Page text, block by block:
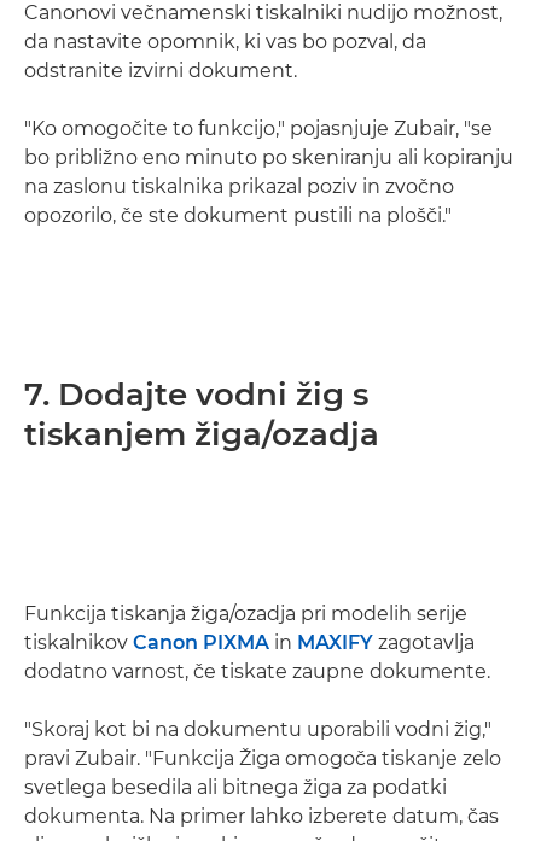
Canonovi večnamenski tiskalniki nudijo možnost,
da nastavite opomnik, ki vas bo pozval, da
odstranite izvirni dokument.
"Ko omogočite to funkcijo," pojasnjuje Zubair, "se
bo približno eno minuto po skeniranju ali kopiranju
na zaslonu tiskalnika prikazal poziv in zvočno
opozorilo, če ste dokument pustili na plošči."
7. Dodajte vodni žig s
tiskanjem žiga/ozadja
Funkcija tiskanja žiga/ozadja pri modelih serije
tiskalnikov Canon PIXMA in MAXIFY zagotavlja
dodatno varnost, če tiskate zaupne dokumente.
"Skoraj kot bi na dokumentu uporabili vodni žig,"
pravi Zubair. "Funkcija Žiga omogoča tiskanje zelo
svetlega besedila ali bitnega žiga za podatki
dokumenta. Na primer lahko izberete datum, čas